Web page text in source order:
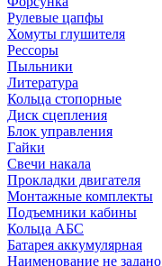
Рулевые цапфы
Хомуты глушителя
Рессоры
Пыльники
Литература
Кольца стопорные
Диск сцепления
Блок управления
Гайки
Свечи накала
Прокладки двигателя
Монтажные комплекты
Подъемники кабины
Кольца АБС
Батарея аккумулярная
Наименование не задано